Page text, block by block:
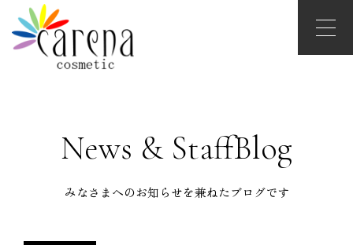
News & StaffBlog
みなさまへのお知らせを兼ねたブログです